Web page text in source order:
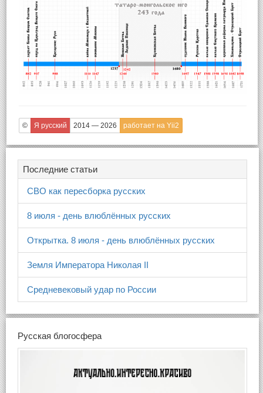
© Я русский 2014 — 2026 работает на Yii2
Последние статьи
СВО как пересборка русских
8 июля - день влюблённых русских
Открытка. 8 июля - день влюблённых русских
Земля Императора Николая II
Средневековый удар по России
Русская блогосфера